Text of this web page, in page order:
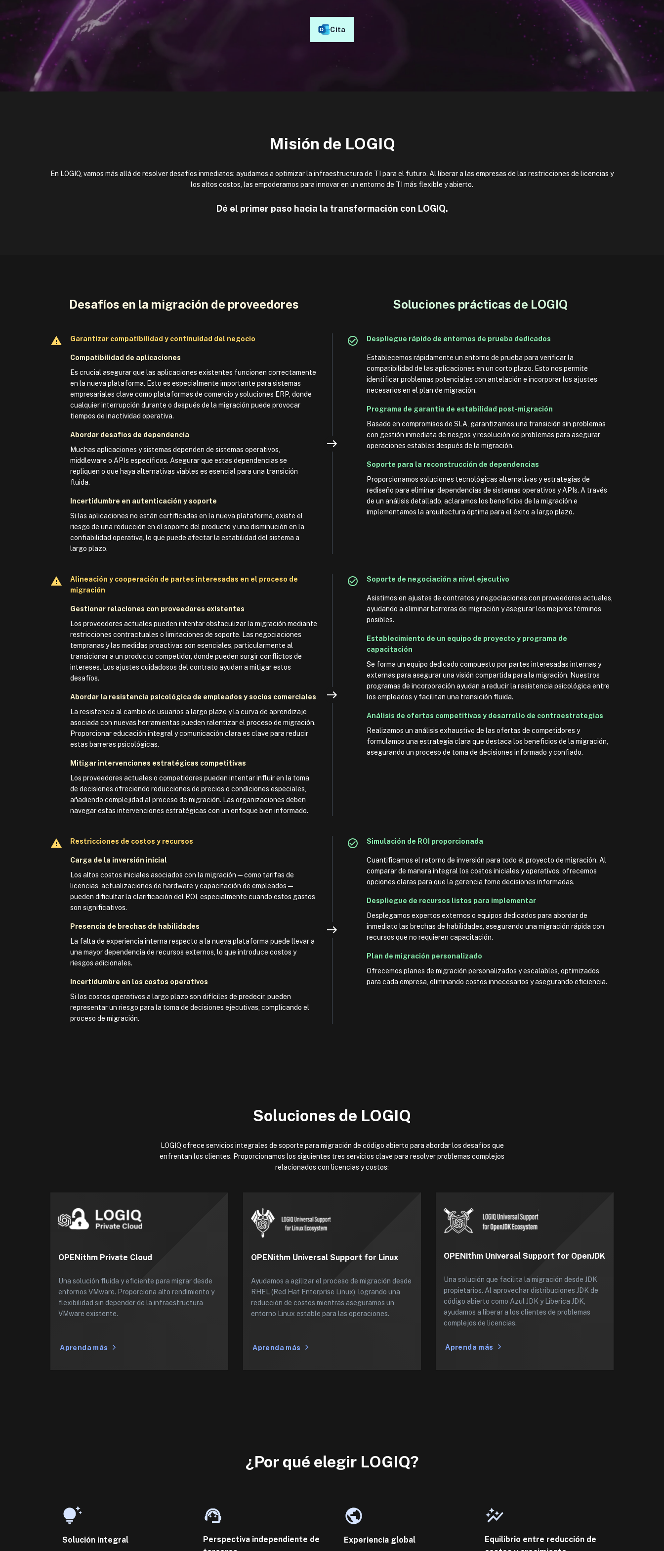
Cita
Misión de LOGIQ
En LOGIQ, vamos más allá de resolver desafíos inmediatos: ayudamos a optimizar la infraestructura de TI para el futuro. Al liberar a las empresas de las restricciones de licencias y
los altos costos, las empoderamos para innovar en un entorno de TI más flexible y abierto.
Dé el primer paso hacia la transformación con LOGIQ.
Desafíos en la migración de proveedores Soluciones prácticas de LOGIQ
Garantizar compatibilidad y continuidad del negocio
Compatibilidad de aplicaciones
Es crucial asegurar que las aplicaciones existentes funcionen correctamente
en la nueva plataforma. Esto es especialmente importante para sistemas
empresariales clave como plataformas de comercio y soluciones ERP, donde
cualquier interrupción durante o después de la migración puede provocar
tiempos de inactividad operativa.
Abordar desafíos de dependencia
Muchas aplicaciones y sistemas dependen de sistemas operativos,
middleware o APIs específicos. Asegurar que estas dependencias se
repliquen o que haya alternativas viables es esencial para una transición
fluida.
Incertidumbre en autenticación y soporte
Si las aplicaciones no están certificadas en la nueva plataforma, existe el
riesgo de una reducción en el soporte del producto y una disminución en la
confiabilidad operativa, lo que puede afectar la estabilidad del sistema a
largo plazo.
Despliegue rápido de entornos de prueba dedicados
Establecemos rápidamente un entorno de prueba para verificar la
compatibilidad de las aplicaciones en un corto plazo. Esto nos permite
identificar problemas potenciales con antelación e incorporar los ajustes
necesarios en el plan de migración.
Programa de garantía de estabilidad post-migración
Basado en compromisos de SLA, garantizamos una transición sin problemas
con gestión inmediata de riesgos y resolución de problemas para asegurar
operaciones estables después de la migración.
Soporte para la reconstrucción de dependencias
Proporcionamos soluciones tecnológicas alternativas y estrategias de
rediseño para eliminar dependencias de sistemas operativos y APIs. A través
de un análisis detallado, aclaramos los beneficios de la migración e
implementamos la arquitectura óptima para el éxito a largo plazo.
Alineación y cooperación de partes interesadas en el proceso de
migración
Gestionar relaciones con proveedores existentes
Los proveedores actuales pueden intentar obstaculizar la migración mediante
restricciones contractuales o limitaciones de soporte. Las negociaciones
tempranas y las medidas proactivas son esenciales, particularmente al
transicionar a un producto competidor, donde pueden surgir conflictos de
intereses. Los ajustes cuidadosos del contrato ayudan a mitigar estos
desafíos.
Abordar la resistencia psicológica de empleados y socios comerciales
La resistencia al cambio de usuarios a largo plazo y la curva de aprendizaje
asociada con nuevas herramientas pueden ralentizar el proceso de migración.
Proporcionar educación integral y comunicación clara es clave para reducir
estas barreras psicológicas.
Mitigar intervenciones estratégicas competitivas
Los proveedores actuales o competidores pueden intentar influir en la toma
de decisiones ofreciendo reducciones de precios o condiciones especiales,
añadiendo complejidad al proceso de migración. Las organizaciones deben
navegar estas intervenciones estratégicas con un enfoque bien informado.
Soporte de negociación a nivel ejecutivo
Asistimos en ajustes de contratos y negociaciones con proveedores actuales,
ayudando a eliminar barreras de migración y asegurar los mejores términos
posibles.
Establecimiento de un equipo de proyecto y programa de
capacitación
Se forma un equipo dedicado compuesto por partes interesadas internas y
externas para asegurar una visión compartida para la migración. Nuestros
programas de incorporación ayudan a reducir la resistencia psicológica entre
los empleados y facilitan una transición fluida.
Análisis de ofertas competitivas y desarrollo de contraestrategias
Realizamos un análisis exhaustivo de las ofertas de competidores y
formulamos una estrategia clara que destaca los beneficios de la migración,
asegurando un proceso de toma de decisiones informado y confiado.
Restricciones de costos y recursos
Carga de la inversión inicial
Los altos costos iniciales asociados con la migración—como tarifas de
licencias, actualizaciones de hardware y capacitación de empleados—
pueden dificultar la clarificación del ROI, especialmente cuando estos gastos
son significativos.
Presencia de brechas de habilidades
La falta de experiencia interna respecto a la nueva plataforma puede llevar a
una mayor dependencia de recursos externos, lo que introduce costos y
riesgos adicionales.
Incertidumbre en los costos operativos
Si los costos operativos a largo plazo son difíciles de predecir, pueden
representar un riesgo para la toma de decisiones ejecutivas, complicando el
proceso de migración.
Simulación de ROI proporcionada
Cuantificamos el retorno de inversión para todo el proyecto de migración. Al
comparar de manera integral los costos iniciales y operativos, ofrecemos
opciones claras para que la gerencia tome decisiones informadas.
Despliegue de recursos listos para implementar
Desplegamos expertos externos o equipos dedicados para abordar de
inmediato las brechas de habilidades, asegurando una migración rápida con
recursos que no requieren capacitación.
Plan de migración personalizado
Ofrecemos planes de migración personalizados y escalables, optimizados
para cada empresa, eliminando costos innecesarios y asegurando eficiencia.
Soluciones de LOGIQ
LOGIQ ofrece servicios integrales de soporte para migración de código abierto para abordar los desafíos que
enfrentan los clientes. Proporcionamos los siguientes tres servicios clave para resolver problemas complejos
relacionados con licencias y costos:
OPENithm Private Cloud
Una solución fluida y eficiente para migrar desde
entornos VMware. Proporciona alto rendimiento y
flexibilidad sin depender de la infraestructura
VMware existente.
Aprenda más
OPENithm Universal Support for Linux
Ayudamos a agilizar el proceso de migración desde
RHEL (Red Hat Enterprise Linux), logrando una
reducción de costos mientras aseguramos un
entorno Linux estable para las operaciones.
Aprenda más
OPENithm Universal Support for OpenJDK
Una solución que facilita la migración desde JDK
propietarios. Al aprovechar distribuciones JDK de
código abierto como Azul JDK y Liberica JDK,
ayudamos a liberar a los clientes de problemas
complejos de licencias.
Aprenda más
¿Por qué elegir LOGIQ?
Solución integral
Perspectiva independiente de
Experiencia global
Equilibrio entre reducción de